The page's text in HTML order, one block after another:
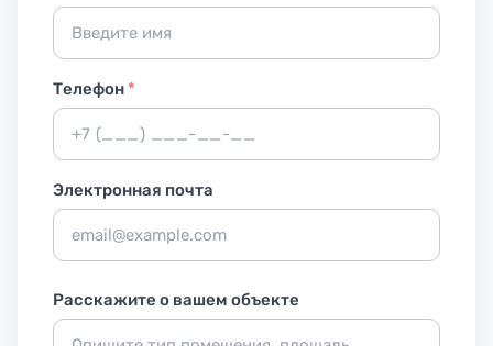
Телефон*
Электронная почта
Расскажите о вашем объекте